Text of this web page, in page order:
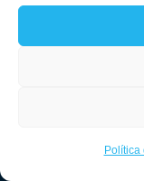
Política
Haz